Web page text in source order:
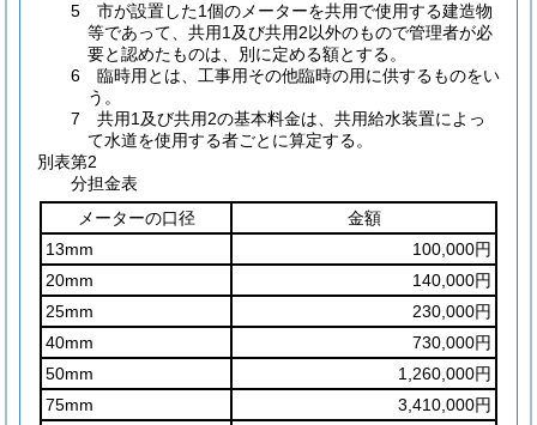
5 市が設置した1個のメーターを共用で使用する建造物
等であって、共用1及び共用2以外のもので管理者が必
要と認めたものは、別に定める額とする。
6 臨時用とは、工事用その他臨時の用に供するものをい
う。
7 共用1及び共用2の基本料金は、共用給水装置によっ
て水道を使用する者ごとに算定する。
別表第2
分担金表
メーターの口径
金額
13mm
100,000円
20mm
140,000円
25mm
230,000円
40mm
730,000円
50mm
1,260,000円
75mm
3,410,000円